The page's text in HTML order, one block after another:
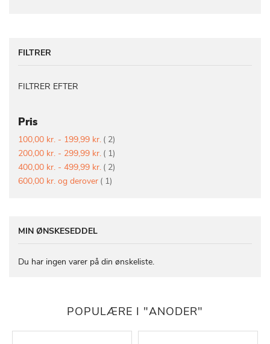
FILTRER
FILTRER EFTER
Pris
100,00 kr. - 199,99 kr. 2vare
200,00 kr. - 299,99 kr. 1vare
400,00 kr. - 499,99 kr. 2vare
600,00 kr. og derover 1vare
MIN ØNSKESEDDEL
Du har ingen varer på din ønskeliste.
POPULÆRE I "ANODER"